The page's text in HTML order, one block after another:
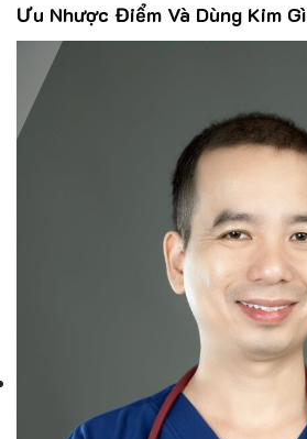
Ưu Nhược Điểm Và Dùng Kim Gì